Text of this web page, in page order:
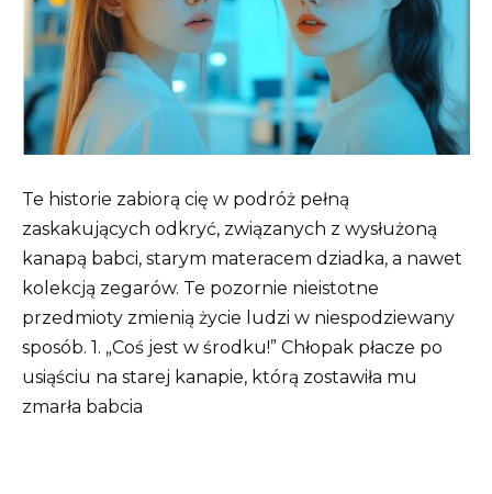
Te historie zabiorą cię w podróż pełną
zaskakujących odkryć, związanych z wysłużoną
kanapą babci, starym materacem dziadka, a nawet
kolekcją zegarów. Te pozornie nieistotne
przedmioty zmienią życie ludzi w niespodziewany
sposób. 1. „Coś jest w środku!” Chłopak płacze po
usiąściu na starej kanapie, którą zostawiła mu
zmarła babcia